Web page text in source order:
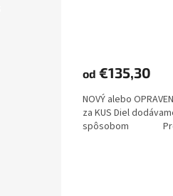
od €135,30
NOVÝ alebo
za KUS Diel
spôsobom